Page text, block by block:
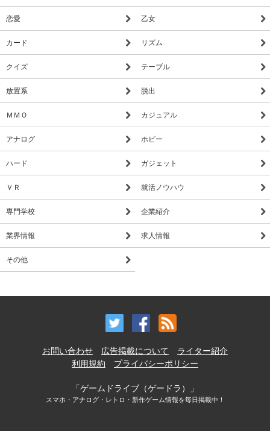
恋愛 乙女
カード リズム
クイズ テーブル
放置系 脱出
ＭＭＯ カジュアル
アナログ ホビー
ハード ガジェット
ＶＲ 就活ノウハウ
専門学校 企業紹介
業界情報 求人情報
その他
お問い合わせ 広告掲載について
ライター紹介
利用規約
プライバシーポリシー
「ゲームドライブ（ゲードラ）」
スマホ・アナログ・レトロ・新作ゲーム情報を毎日掲載中！